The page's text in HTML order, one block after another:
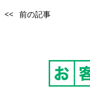
<< 前の記事